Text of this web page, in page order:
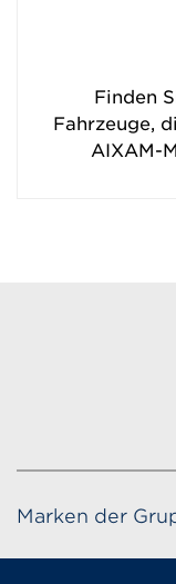
Finden
Fahrzeuge,
AIXAM-
Marken der